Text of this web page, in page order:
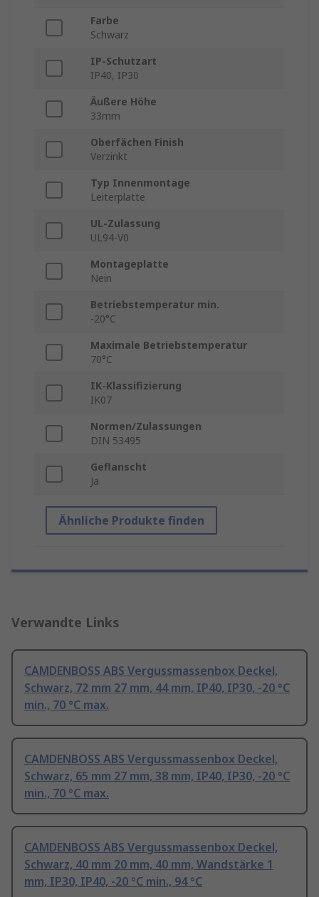
Farbe
Schwarz
IP-Schutzart
IP40, IP30
Äußere Höhe
33mm
Oberfächen Finish
Verzinkt
Typ Innenmontage
Leiterplatte
UL-Zulassung
UL94-V0
Montageplatte
Nein
Betriebstemperatur min.
-20°C
Maximale Betriebstemperatur
70°C
IK-Klassifizierung
IK07
Normen/Zulassungen
DIN 53495
Geflanscht
Ja
Ähnliche Produkte finden
Verwandte Links
CAMDENBOSS ABS Vergussmassenbox Deckel,
Schwarz, 72 mm 27 mm, 44 mm, IP40, IP30, -20 °C
min., 70 °C max.
CAMDENBOSS ABS Vergussmassenbox Deckel,
Schwarz, 65 mm 27 mm, 38 mm, IP40, IP30, -20 °C
min., 70 °C max.
CAMDENBOSS ABS Vergussmassenbox Deckel,
Schwarz, 40 mm 20 mm, 40 mm, Wandstärke 1
mm, IP30, IP40, -20 °C min., 94 °C